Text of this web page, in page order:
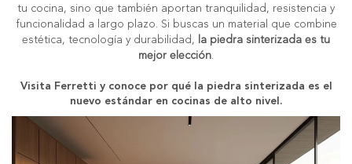
tu cocina, sino que también aportan tranquilidad, resistencia y
funcionalidad a largo plazo. Si buscas un material que combine
estética, tecnología y durabilidad,
la piedra sinterizada es tu
mejor elección.
Visita Ferretti y conoce por qué la piedra sinterizada es el
nuevo estándar en cocinas de alto nivel.